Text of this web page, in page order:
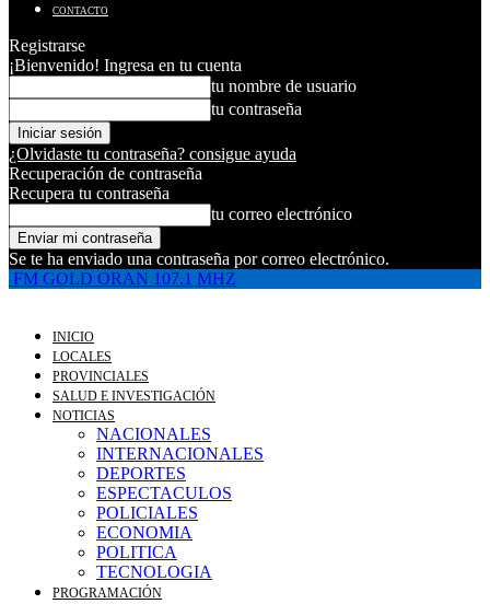
CONTACTO
Registrarse
¡Bienvenido! Ingresa en tu cuenta
tu nombre de usuario
tu contraseña
¿Olvidaste tu contraseña? consigue ayuda
Recuperación de contraseña
Recupera tu contraseña
tu correo electrónico
Se te ha enviado una contraseña por correo electrónico.
FM GOLD ORAN 107.1 MHZ
INICIO
LOCALES
PROVINCIALES
SALUD E INVESTIGACIÓN
NOTICIAS
NACIONALES
INTERNACIONALES
DEPORTES
ESPECTACULOS
POLICIALES
ECONOMIA
POLITICA
TECNOLOGIA
PROGRAMACIÓN